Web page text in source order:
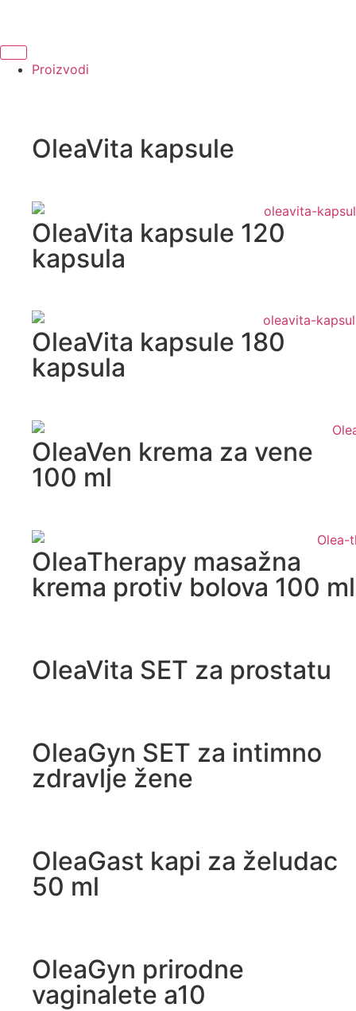
Proizvodi
OleaVita kapsule
OleaVita kapsule 120
kapsula
OleaVita kapsule 180
kapsula
OleaVen krema za vene
100 ml
OleaTherapy masažna
krema protiv bolova 100 ml
OleaVita SET za prostatu
OleaGyn SET za intimno
zdravlje žene
OleaGast kapi za želudac
50 ml
OleaGyn prirodne
vaginalete a10